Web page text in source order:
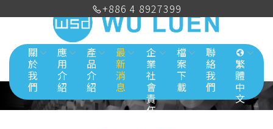
關
於
我
們
應
用
介
紹
產
品
介
紹
最
新
消
息
企
業
社
會
責
任
檔
案
下
載
聯
絡
我
們
繁
體
中
文
+886 4 8927399